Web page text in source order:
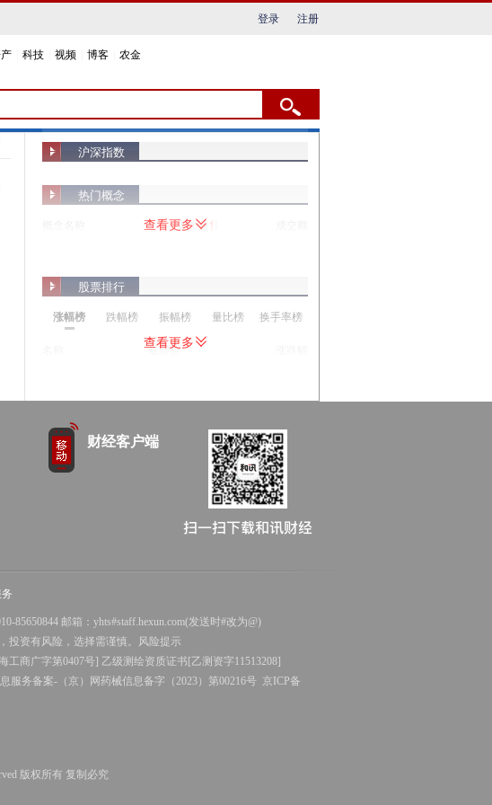
登录 注册
科技 视频 博客 农金
沪深指数
热门概念
涨跌幅
查看更多
股票排行
涨幅榜 跌幅榜 振幅榜 量比榜 换手率榜
最新价
查看更多
财经客户端
85650844 邮箱：yhts#staff.hexun.com(发送时#改为@)
资有风险，选择需谨慎。
风险提示
工商广字第0407号] 乙级测绘资质证书[乙测资字11513208]
服务备案-（京）网药械信息备字（2023）第00216号 京ICP备
版权所有 复制必究